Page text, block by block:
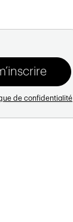
de confidentialité